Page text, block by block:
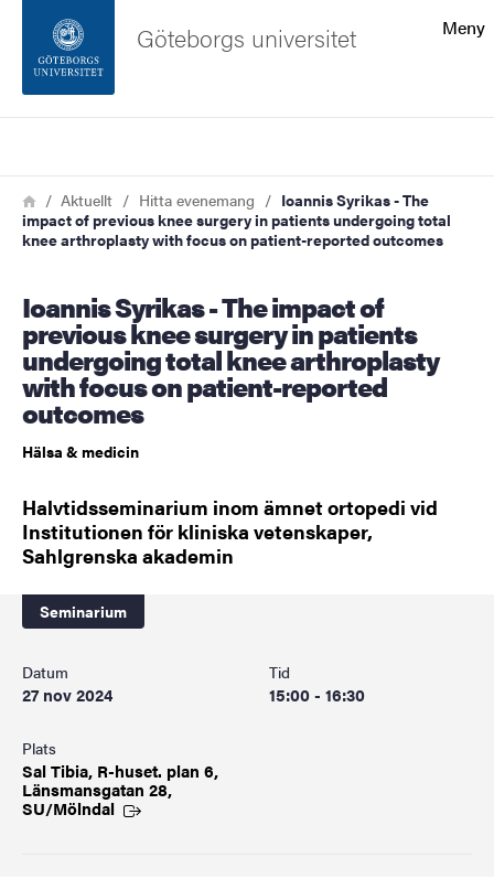
Sidfoten
Om webbplatsen
Meny
Göteborgs universitet
Länkstig
HemAktuellt Hitta evenemang
Ioannis Syrikas - The
impact of previous knee surgery in patients undergoing total
knee arthroplasty with focus on patient-reported outcomes
Ioannis Syrikas - The impact of
previous knee surgery in patients
undergoing total knee arthroplasty
with focus on patient-reported
outcomes
Hälsa & medicin
Halvtidsseminarium inom ämnet ortopedi vid
Institutionen för kliniska vetenskaper,
Sahlgrenska akademin
Seminarium
Datum
27 nov 2024
Tid
15:00 - 16:30
Plats
Sal Tibia, R-huset. plan 6,
Länsmansgatan 28,
SU/Mölndal